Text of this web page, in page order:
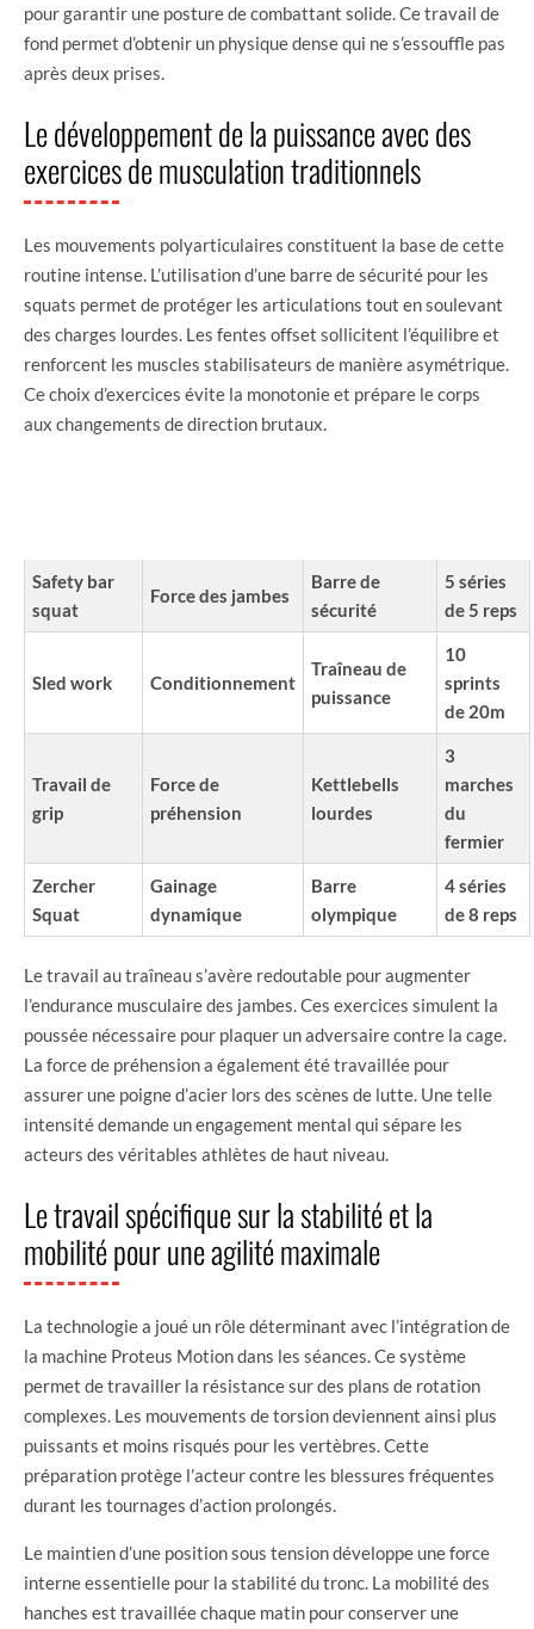
pour garantir une posture de combattant solide. Ce travail de
fond permet d’obtenir un physique dense qui ne s’essouffle pas
après deux prises.
Le développement de la puissance avec des
exercices de musculation traditionnels
Les mouvements polyarticulaires constituent la base de cette
routine intense. L’utilisation d’une barre de sécurité pour les
squats permet de protéger les articulations tout en soulevant
des charges lourdes. Les fentes offset sollicitent l’équilibre et
renforcent les muscles stabilisateurs de manière asymétrique.
Ce choix d’exercices évite la monotonie et prépare le corps
aux changements de direction brutaux.
Safety bar
squat
Force des jambes
Barre de
sécurité
5 séries
de 5 reps
Sled work Conditionnement
Traîneau de
puissance
10
sprints
de 20m
Travail de
grip
Force de
préhension
Kettlebells
lourdes
3
marches
du
fermier
Zercher
Squat
Gainage
dynamique
Barre
olympique
4 séries
de 8 reps
Le travail au traîneau s’avère redoutable pour augmenter
l’endurance musculaire des jambes. Ces exercices simulent la
poussée nécessaire pour plaquer un adversaire contre la cage.
La force de préhension a également été travaillée pour
assurer une poigne d’acier lors des scènes de lutte. Une telle
intensité demande un engagement mental qui sépare les
acteurs des véritables athlètes de haut niveau.
Le travail spécifique sur la stabilité et la
mobilité pour une agilité maximale
La technologie a joué un rôle déterminant avec l’intégration de
la machine Proteus Motion dans les séances. Ce système
permet de travailler la résistance sur des plans de rotation
complexes. Les mouvements de torsion deviennent ainsi plus
puissants et moins risqués pour les vertèbres. Cette
préparation protège l’acteur contre les blessures fréquentes
durant les tournages d’action prolongés.
Le maintien d’une position sous tension développe une force
interne essentielle pour la stabilité du tronc. La mobilité des
hanches est travaillée chaque matin pour conserver une